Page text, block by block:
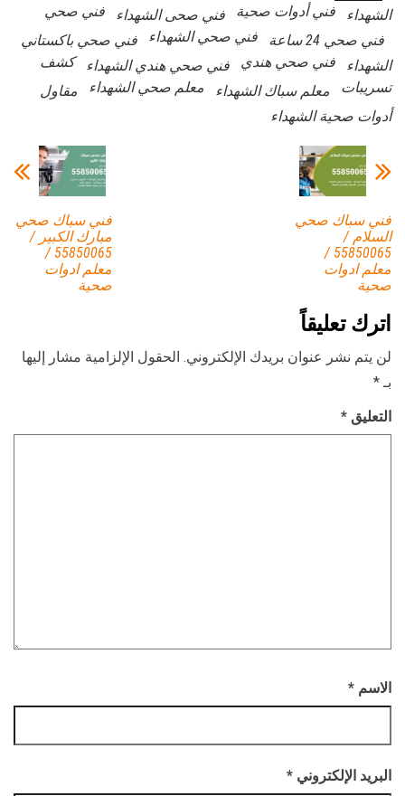
الشهداء
فني أدوات صحية فني صحى الشهداء
فني صحي
فني صحي 24 ساعة
فني صحي الشهداء
فني صحي باكستاني
الشهداء
فني صحي هندي فني صحي هندي الشهداء
كشف
تسريبات
معلم سباك الشهداء معلم صحي الشهداء
مقاول
أدوات صحية الشهداء
فني سباك صحي
مبارك الكبير /
55850065 /
معلم ادوات
صحية
فني سباك صحي
السلام /
55850065 /
معلم ادوات
صحية
اترك تعليقاً
لن يتم نشر عنوان بريدك الإلكتروني. الحقول الإلزامية مشار إليها
بـ*
التعليق *
الاسم *
البريد الإلكتروني *